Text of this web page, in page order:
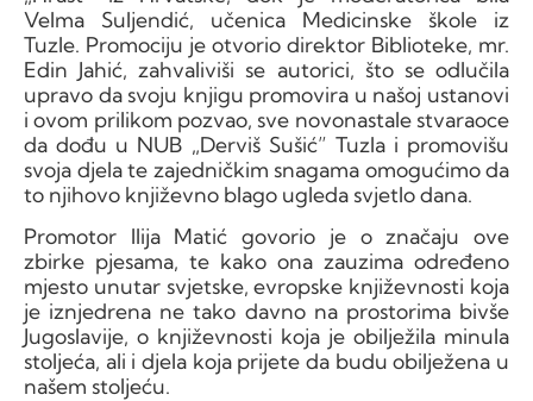
Velma Suljendić, učenica Medicinske škole iz
Tuzle. Promociju je otvorio direktor Biblioteke, mr.
Edin Jahić, zahvaliviši se autorici, što se odlučila
upravo da svoju knjigu promovira u našoj ustanovi
i ovom prilikom pozvao, sve novonastale stvaraoce
da dođu u NUB „Derviš Sušić” Tuzla i promovišu
svoja djela te zajedničkim snagama omogućimo da
to njihovo književno blago ugleda svjetlo dana.
Promotor Ilija Matić govorio je o značaju ove
zbirke pjesama, te kako ona zauzima određeno
mjesto unutar svjetske, evropske književnosti koja
je iznjedrena ne tako davno na prostorima bivše
Jugoslavije, o književnosti koja je obilježila minula
stoljeća, ali i djela koja prijete da budu obilježena u
našem stoljeću.